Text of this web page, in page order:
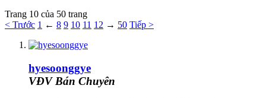
Trang 10 của 50 trang
< Trước 1 ← 8 9 10 11 12 → 50 Tiếp >
hyesoonggye
VĐV Bán Chuyên